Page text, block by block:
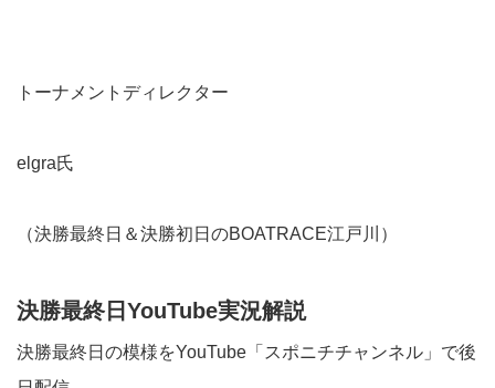
トーナメントディレクター
elgra氏
（決勝最終日＆決勝初日のBOATRACE江戸川）
決勝最終日YouTube実況解説
決勝最終日の模様をYouTube「スポニチチャンネル」で後